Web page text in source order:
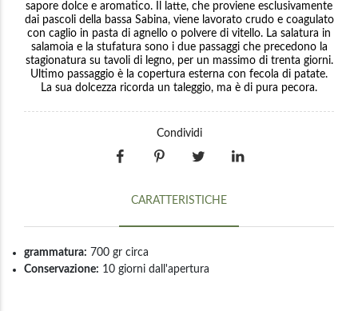
sapore dolce e aromatico. Il latte, che proviene esclusivamente
dai pascoli della bassa Sabina, viene lavorato crudo e coagulato
con caglio in pasta di agnello o polvere di vitello. La salatura in
salamoia e la stufatura sono i due passaggi che precedono la
stagionatura su tavoli di legno, per un massimo di trenta giorni.
Ultimo passaggio è la copertura esterna con fecola di patate.
La sua dolcezza ricorda un taleggio, ma è di pura pecora.
Condividi
CARATTERISTICHE
grammatura: 700 gr circa
Conservazione: 10 giorni dall'apertura